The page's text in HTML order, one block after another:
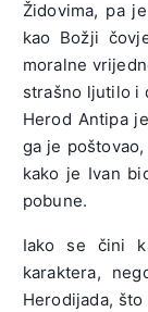
Židovima, pa
kao Božji
moralne
strašno ljutilo i
Herod Antipa
ga je
kako je Ivan
pobune.
Iako se čini
karaktera,
Herodijada,